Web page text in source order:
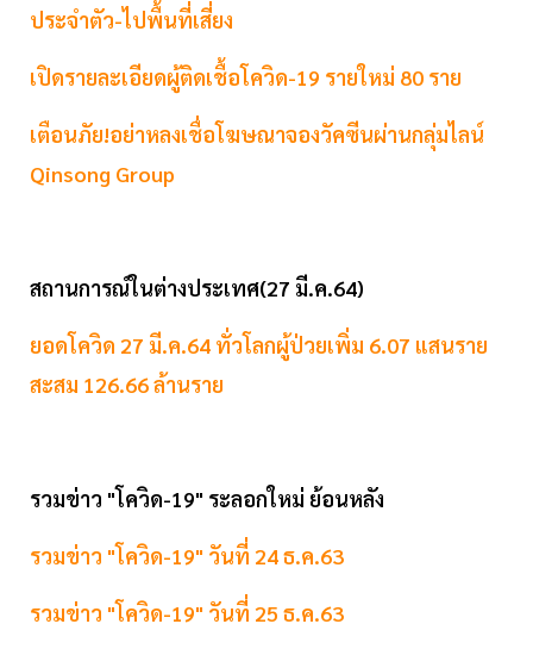
ประจำตัว-ไปพื้นที่เสี่ยง
เปิดรายละเอียดผู้ติดเชื้อโควิด-19 รายใหม่ 80 ราย
เตือนภัย!อย่าหลงเชื่อโฆษณาจองวัคซีนผ่านกลุ่มไลน์
Qinsong Group
สถานการณ์ในต่างประเทศ(27 มี.ค.64)
ยอดโควิด 27 มี.ค.64 ทั่วโลกผู้ป่วยเพิ่ม 6.07 แสนราย
สะสม 126.66 ล้านราย
รวมข่าว "โควิด-19" ระลอกใหม่ ย้อนหลัง
รวมข่าว "โควิด-19" วันที่ 24 ธ.ค.63
รวมข่าว "โควิด-19" วันที่ 25 ธ.ค.63